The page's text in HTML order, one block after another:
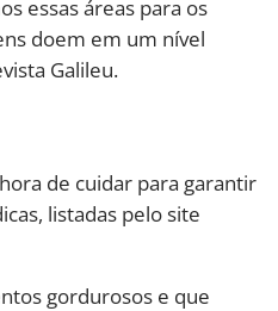
essas áreas para os
doem em um nível
Galileu.
de cuidar para garantir
listadas pelo site
gordurosos e que